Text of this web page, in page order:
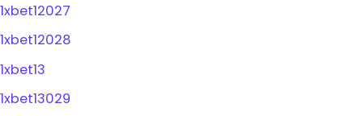
1xbet12027
1xbet12028
1xbet13
1xbet13029